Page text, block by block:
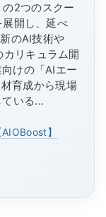
2つのスクー
開し、延べ
のAI技術や
リキュラム開
けの「AIエー
育成から現場
いる...
】